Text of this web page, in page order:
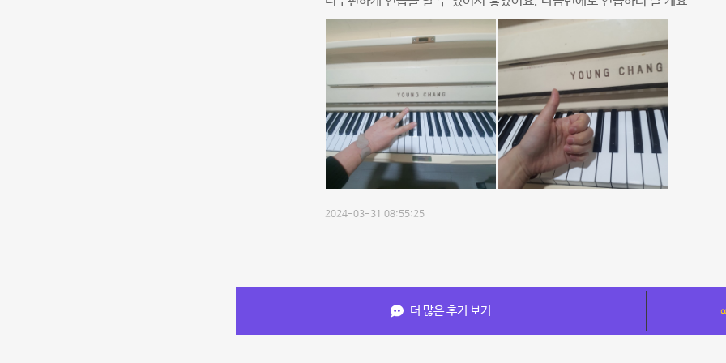
2024-03-31 08:55:25
더 많은 후기 보기